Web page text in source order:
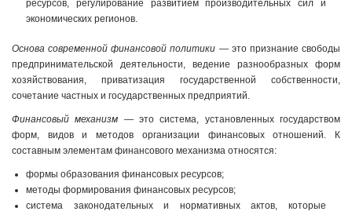
ресурсов, регулирование развитием производительных сил и
экономических регионов.
Основа современной финансовой политики — это признание свободы
предпринимательской деятельности, ведение разнообразных форм
хозяйствования, приватизация государственной собственности,
сочетание частных и государственных предприятий.
Финансовый механизм — это система, установленных государством
форм, видов и методов организации финансовых отношений. К
составным элементам финансового механизма относятся:
формы образования финансовых ресурсов;
методы формирования финансовых ресурсов;
система законодательных и нормативных актов, которые